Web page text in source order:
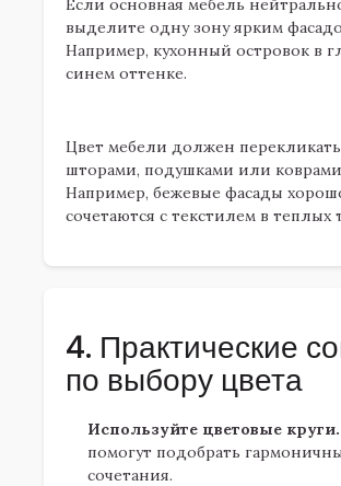
Если основная мебель
выделите одну зону ярким
Например, кухонный островок в
синем оттенке.
Цвет мебели должен
шторами, подушками или
Например, бежевые фасады
сочетаются с текстилем в теплых
4. Практические
по выбору цвета
Используйте цветовые круги.
помогут подобрать
сочетания.